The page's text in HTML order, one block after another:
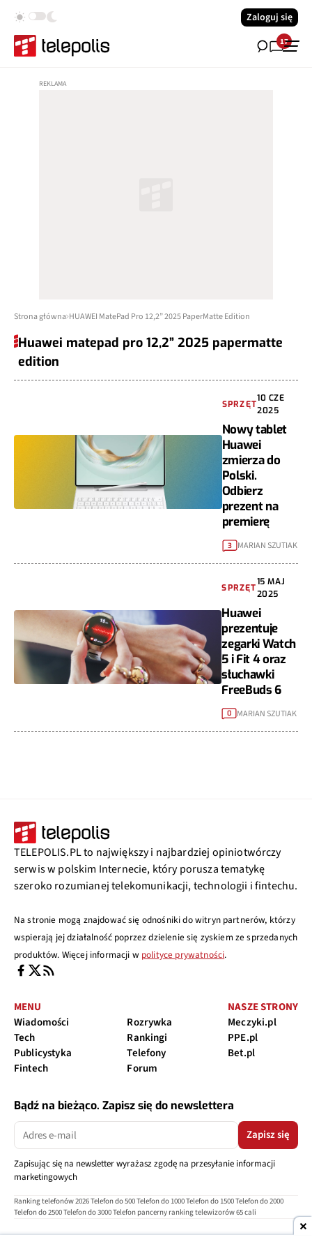
Zaloguj się
17
Strona główna HUAWEI MatePad Pro 12,2” 2025 PaperMatte Edition
Huawei matepad pro 12,2” 2025 papermatte
edition
SPRZĘT
10 CZE
2025
Nowy tablet
Huawei
zmierza do
Polski.
Odbierz
prezent na
premierę
3 MARIAN SZUTIAK
SPRZĘT
15 MAJ
2025
Huawei
prezentuje
zegarki Watch
5 i Fit 4 oraz
słuchawki
FreeBuds 6
0 MARIAN SZUTIAK
TELEPOLIS.PL to największy i najbardziej opiniotwórczy
serwis w polskim Internecie, który porusza tematykę
szeroko rozumianej telekomunikacji, technologii i fintechu.
Na stronie mogą znajdować się odnośniki do witryn partnerów, którzy
wspierają jej działalność poprzez dzielenie się zyskiem ze sprzedanych
produktów. Więcej informacji w polityce prywatności.
MENU
Wiadomości
Tech
Publicystyka
Fintech
Rozrywka
Rankingi
Telefony
Forum
NASZE STRONY
Meczyki.pl
PPE.pl
Bet.pl
Bądź na bieżąco. Zapisz się do newslettera
Zapisz się
Zapisując się na newsletter wyrażasz zgodę na przesyłanie informacji
marketingowych
Ranking telefonów 2026Telefon do 500Telefon do 1000Telefon do 1500Telefon do 2000
Telefon do 2500Telefon do 3000Telefon pancerny ranking telewizorów 65 cali